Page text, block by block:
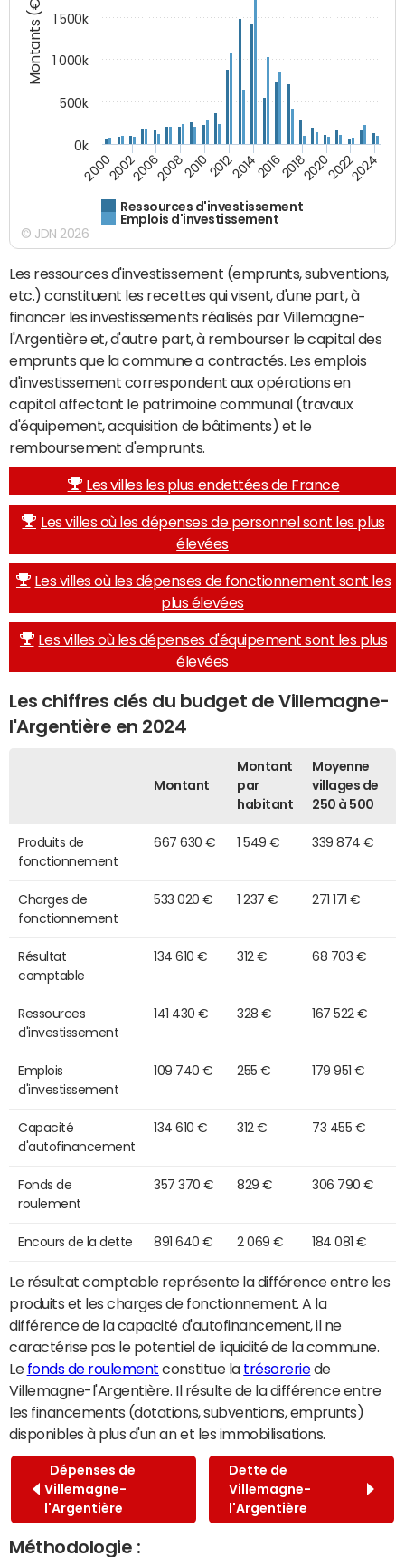
Montants (€)
Ressources d'investissement
Emplois d'investissement
200020022006200820102012201420162018202020222024
0k
500k
1 000k
1 500k
© JDN 2026
Les ressources d'investissement (emprunts, subventions,
etc.) constituent les recettes qui visent, d'une part, à
financer les investissements réalisés par Villemagne-
l'Argentière et, d'autre part, à rembourser le capital des
emprunts que la commune a contractés. Les emplois
d'investissement correspondent aux opérations en
capital affectant le patrimoine communal (travaux
d'équipement, acquisition de bâtiments) et le
remboursement d'emprunts.
Les villes les plus endettées de France
Les villes où les dépenses de personnel sont les plus
élevées
Les villes où les dépenses de fonctionnement sont les
plus élevées
Les villes où les dépenses d'équipement sont les plus
élevées
Les chiffres clés du budget de Villemagne-
l'Argentière en 2024
Montant
Montant
par
habitant
Moyenne
villages de
250 à 500
Produits de
fonctionnement
667 630 € 1 549 € 339 874 €
Charges de
fonctionnement
533 020 € 1 237 € 271 171 €
Résultat
comptable
134 610 € 312 € 68 703 €
Ressources
d'investissement
141 430 € 328 € 167 522 €
Emplois
d'investissement
109 740 € 255 € 179 951 €
Capacité
d'autofinancement
134 610 € 312 € 73 455 €
Fonds de
roulement
357 370 € 829 € 306 790 €
Encours de la dette 891 640 € 2 069 € 184 081 €
Le résultat comptable représente la différence entre les
produits et les charges de fonctionnement. A la
différence de la capacité d'autofinancement, il ne
caractérise pas le potentiel de liquidité de la commune.
Le fonds de roulement constitue la trésoreriede
Villemagne-l'Argentière. Il résulte de la différence entre
les financements (dotations, subventions, emprunts)
disponibles à plus d'un an et les immobilisations.
Dépenses de
Villemagne-
l'Argentière
Dette de
Villemagne-
l'Argentière
Méthodologie :